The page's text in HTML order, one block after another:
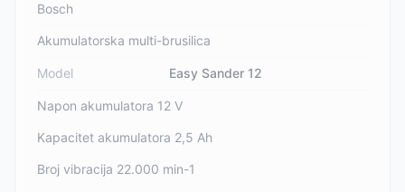
Bosch
Akumulatorska multi-brusilica
Model Easy Sander 12
Napon akumulatora 12 V
Kapacitet akumulatora 2,5 Ah
Broj vibracija 22.000 min-1